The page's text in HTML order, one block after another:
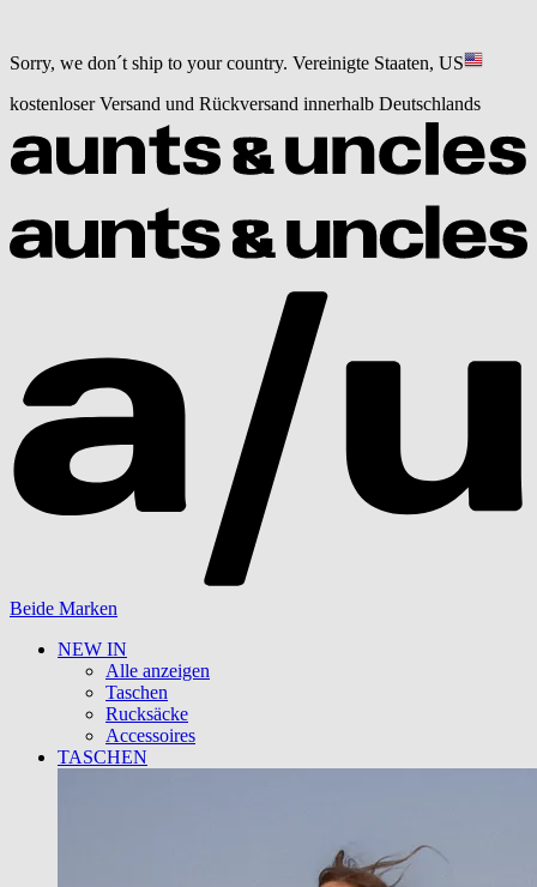
Sorry, we don´t ship to your country. Vereinigte Staaten, US
kostenloser Versand und Rückversand innerhalb Deutschlands
Beide Marken
NEW IN
Alle anzeigen
Taschen
Rucksäcke
Accessoires
TASCHEN